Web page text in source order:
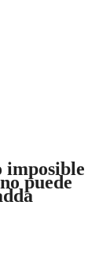
imposible
puede